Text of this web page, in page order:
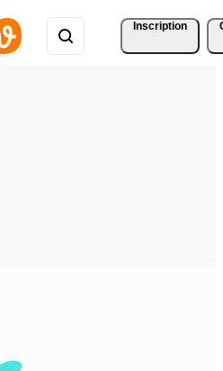
Inscription